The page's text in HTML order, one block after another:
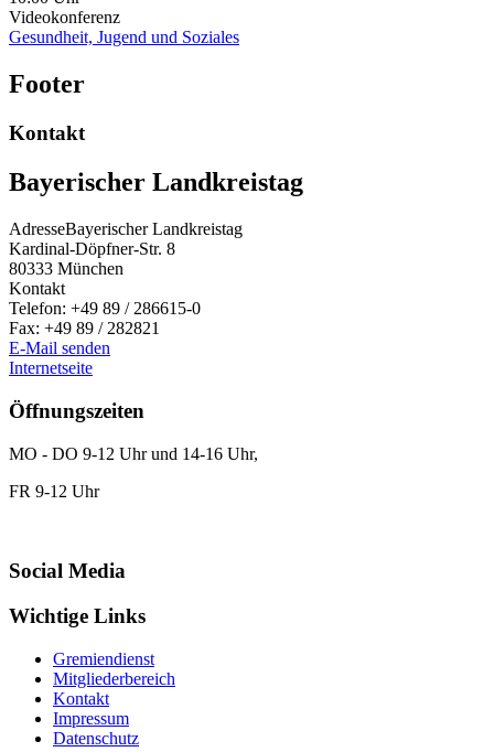
Videokonferenz
Gesundheit, Jugend und Soziales
Footer
Kontakt
Bayerischer Landkreistag
AdresseBayerischer Landkreistag
Kardinal-Döpfner-Str. 8
80333 München
Kontakt
Telefon: +49 89 / 286615-0
Fax: +49 89 / 282821
E-Mail senden
Internetseite
Öffnungszeiten
MO - DO 9-12 Uhr und 14-16 Uhr,
FR 9-12 Uhr
Social Media
Wichtige Links
Gremiendienst
Mitgliederbereich
Kontakt
Impressum
Datenschutz